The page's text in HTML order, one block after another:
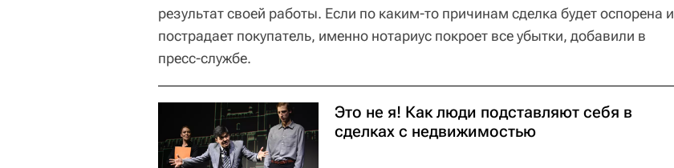
результат своей работы. Если по каким-то причинам сделка будет оспорена и
пострадает покупатель, именно нотариус покроет все убытки, добавили в
пресс-службе.
Это не я! Как люди подставляют себя в
сделках с недвижимостью